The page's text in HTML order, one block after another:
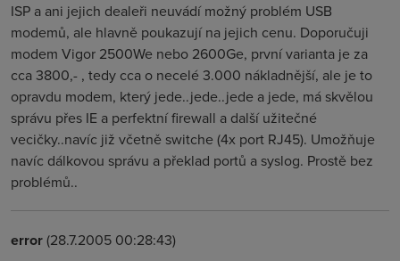
ISP a ani jejich dealeři neuvádí možný problém USB
modemů, ale hlavně poukazují na jejich cenu. Doporučuji
modem Vigor 2500We nebo 2600Ge, první varianta je za
cca 3800,- , tedy cca o necelé 3.000 nákladnější, ale je to
opravdu modem, který jede..jede..jede a jede, má skvělou
správu přes IE a perfektní firewall a další užitečné
vecičky..navíc již včetně switche (4x port RJ45). Umožňuje
navíc dálkovou správu a překlad portů a syslog. Prostě bez
problémů..
error(28.7.2005 00:28:43)